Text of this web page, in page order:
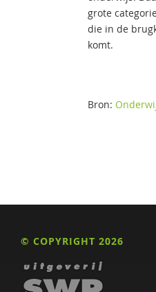
grote
die in de
komt.
Bron:
© COPYRIGHT 2026